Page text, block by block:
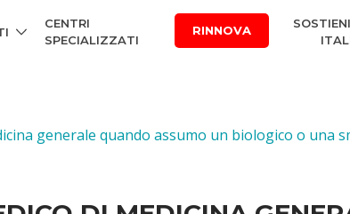
CENTRI
SPECIALIZZATI
RINNOVA
generale quando assumo un biologico o una